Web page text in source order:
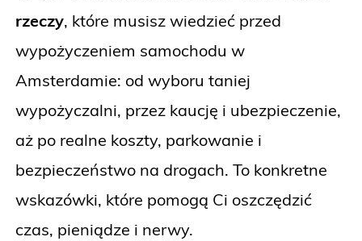
rzeczy, które musisz wiedzieć przed
wypożyczeniem samochodu w
Amsterdamie: od wyboru taniej
wypożyczalni, przez kaucję i ubezpieczenie,
aż po realne koszty, parkowanie i
bezpieczeństwo na drogach. To konkretne
wskazówki, które pomogą Ci oszczędzić
czas, pieniądze i nerwy.